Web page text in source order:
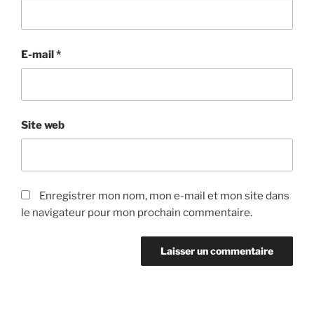
E-mail*
Site web
Enregistrer mon nom, mon e-mail et mon site dans
le navigateur pour mon prochain commentaire.